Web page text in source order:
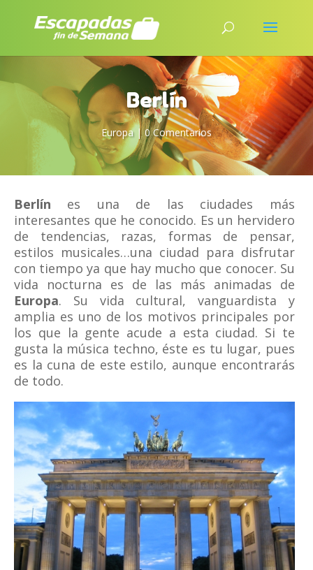
Berlín
Europa|0 Comentarios
Berlín es una de las ciudades más
interesantes que he conocido. Es un hervidero
de tendencias, razas, formas de pensar,
estilos musicales…una ciudad para disfrutar
con tiempo ya que hay mucho que conocer. Su
vida nocturna es de las más animadas de
Europa. Su vida cultural, vanguardista y
amplia es uno de los motivos principales por
los que la gente acude a esta ciudad. Si te
gusta la música techno, éste es tu lugar, pues
es la cuna de este estilo, aunque encontrarás
de todo.